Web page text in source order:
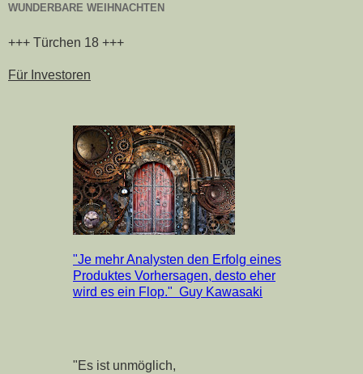
WUNDERBARE WEIHNACHTEN
+++ Türchen 18 +++
Für Investoren
"Je mehr Analysten den Erfolg eines
Produktes Vorhersagen, desto eher
wird es ein Flop." Guy Kawasaki
"Es ist unmöglich,